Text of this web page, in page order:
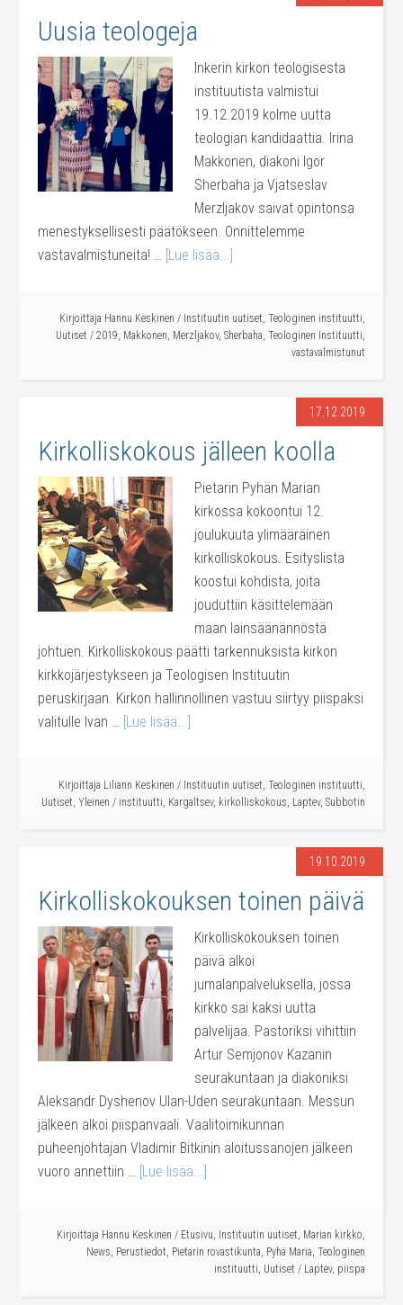
Uusia teologeja
Inkerin kirkon teologisesta
instituutista valmistui
19.12.2019 kolme uutta
teologian kandidaattia. Irina
Makkonen, diakoni Igor
Sherbaha ja Vjatseslav
Merzljakov saivat opintonsa
menestyksellisesti päätökseen. Onnittelemme
vastavalmistuneita! … [Lue lisää...]
Kirjoittaja Hannu Keskinen / Instituutin uutiset, Teologinen instituutti,
Uutiset / 2019, Makkonen, Merzljakov, Sherbaha, Teologinen Instituutti,
vastavalmistunut
17.12.2019
Kirkolliskokous jälleen koolla
Pietarin Pyhän Marian
kirkossa kokoontui 12.
joulukuuta ylimääräinen
kirkolliskokous. Esityslista
koostui kohdista, joita
jouduttiin käsittelemään
maan lainsäänännöstä
johtuen. Kirkolliskokous päätti tarkennuksista kirkon
kirkkojärjestykseen ja Teologisen Instituutin
peruskirjaan. Kirkon hallinnollinen vastuu siirtyy piispaksi
valitulle Ivan … [Lue lisää...]
Kirjoittaja Liliann Keskinen / Instituutin uutiset, Teologinen instituutti,
Uutiset, Yleinen / instituutti, Kargaltsev, kirkolliskokous, Laptev, Subbotin
19.10.2019
Kirkolliskokouksen toinen päivä
Kirkolliskokouksen toinen
päivä alkoi
jumalanpalveluksella, jossa
kirkko sai kaksi uutta
palvelijaa. Pastoriksi vihittiin
Artur Semjonov Kazanin
seurakuntaan ja diakoniksi
Aleksandr Dyshenov Ulan-Uden seurakuntaan. Messun
jälkeen alkoi piispanvaali. Vaalitoimikunnan
puheenjohtajan Vladimir Bitkinin aloitussanojen jälkeen
vuoro annettiin … [Lue lisää...]
Kirjoittaja Hannu Keskinen / Etusivu, Instituutin uutiset, Marian kirkko,
News, Perustiedot, Pietarin rovastikunta, Pyhä Maria, Teologinen
instituutti, Uutiset / Laptev, piispa